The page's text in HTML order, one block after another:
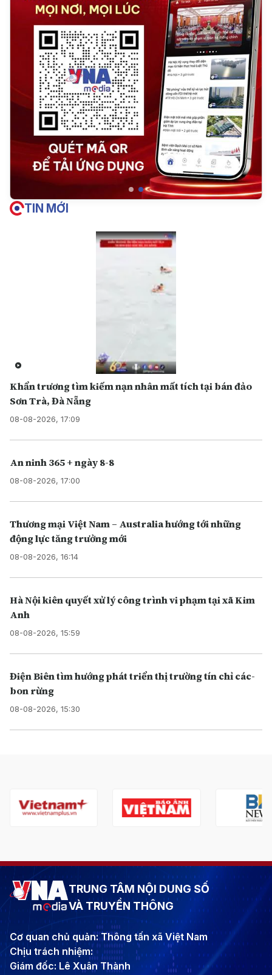
TIN MỚI
Khẩn trương tìm kiếm nạn nhân mất tích tại bán đảo
Sơn Trà, Đà Nẵng
08-08-2026, 17:09
An ninh 365 + ngày 8-8
08-08-2026, 17:00
Thương mại Việt Nam – Australia hướng tới những
động lực tăng trưởng mới
08-08-2026, 16:14
Hà Nội kiên quyết xử lý công trình vi phạm tại xã Kim
Anh
08-08-2026, 15:59
Điện Biên tìm hướng phát triển thị trường tín chỉ các-
bon rừng
08-08-2026, 15:30
TRUNG TÂM NỘI DUNG SỐ
VÀ TRUYỀN THÔNG
Cơ quan chủ quản: Thông tấn xã Việt Nam
Chịu trách nhiệm:
Giám đốc: Lê Xuân Thành